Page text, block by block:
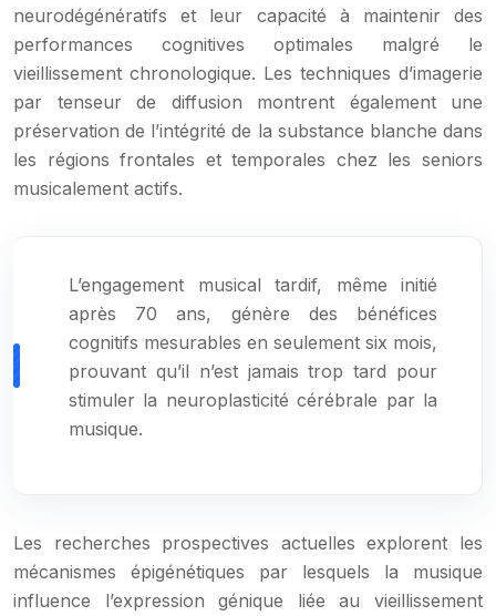
neurodégénératifs et leur capacité à maintenir des
performances cognitives optimales malgré le
vieillissement chronologique. Les techniques d’imagerie
par tenseur de diffusion montrent également une
préservation de l’intégrité de la substance blanche dans
les régions frontales et temporales chez les seniors
musicalement actifs.
L’engagement musical tardif, même initié
après 70 ans, génère des bénéfices
cognitifs mesurables en seulement six mois,
prouvant qu’il n’est jamais trop tard pour
stimuler la neuroplasticité cérébrale par la
musique.
Les recherches prospectives actuelles explorent les
mécanismes épigénétiques par lesquels la musique
influence l’expression génique liée au vieillissement